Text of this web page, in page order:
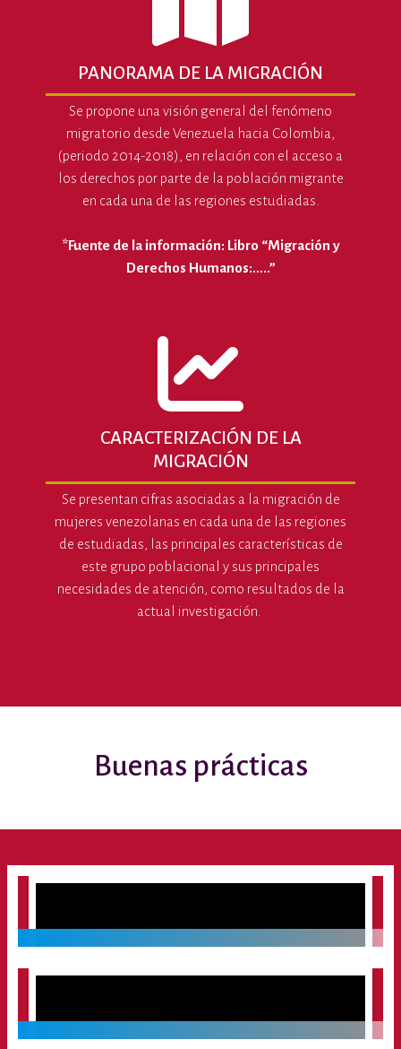
PANORAMA DE LA MIGRACIÓN
Se propone una visión general del fenómeno
migratorio desde Venezuela hacia Colombia,
(periodo 2014-2018), en relación con el acceso a
los derechos por parte de la población migrante
en cada una de las regiones estudiadas.
*Fuente de la información: Libro “Migración y
Derechos Humanos:…..”
CARACTERIZACIÓN DE LA
MIGRACIÓN
Se presentan cifras asociadas a la migración de
mujeres venezolanas en cada una de las regiones
de estudiadas, las principales características de
este grupo poblacional y sus principales
necesidades de atención, como resultados de la
actual investigación.
Buenas prácticas